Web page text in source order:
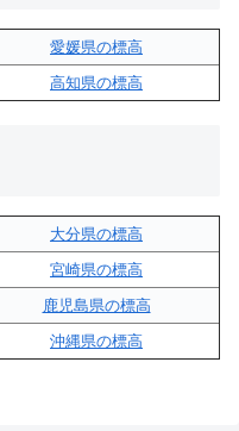
愛媛県の標高
高知県の標高
大分県の標高
宮崎県の標高
鹿児島県の標高
沖縄県の標高